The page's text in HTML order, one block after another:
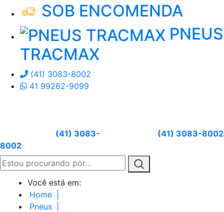
SOB ENCOMENDA
PNEUS
TRACMAX
(41) 3083-8002
41 99262-9099
(41) 3083-
8002
(41) 3083-8002
Você está em:
Home
Pneus